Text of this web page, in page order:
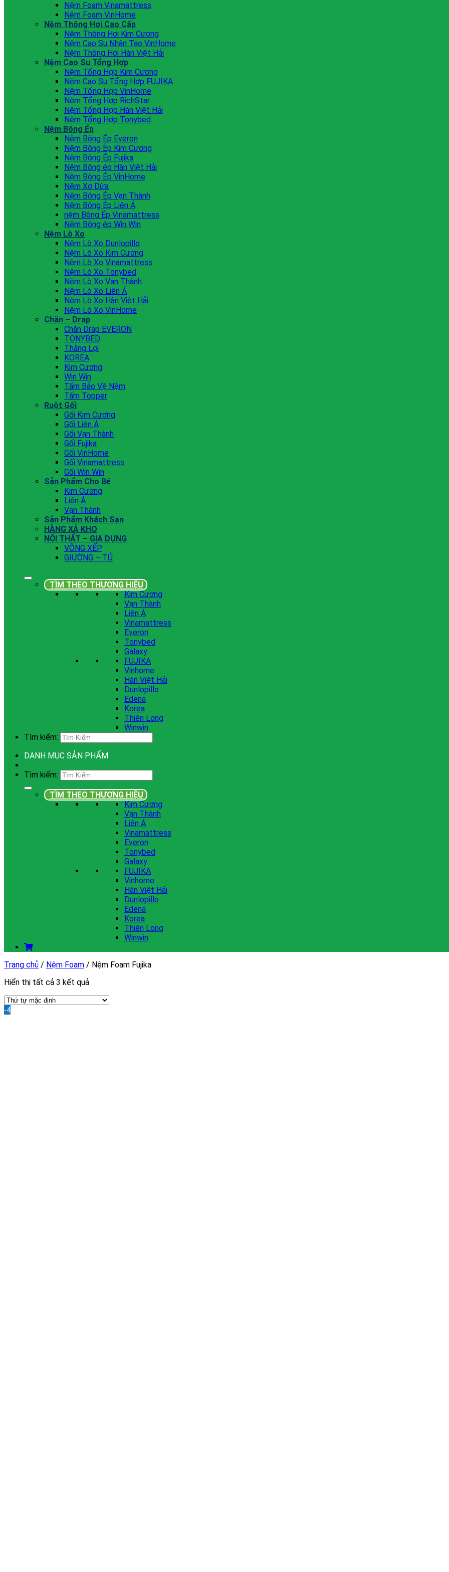
Nệm Foam Vinamattress
Nệm Foam VinHome
Nệm Thông Hơi Cao Cấp
Nệm Thông Hơi Kim Cương
Nệm Cao Su Nhân Tạo VinHome
Nệm Thông Hơi Hàn Việt Hải
Nệm Cao Su Tổng Hợp
Nệm Tổng Hợp Kim Cương
Nệm Cao Su Tổng Hợp FUJIKA
Nệm Tổng Hợp VinHome
Nệm Tổng Hợp RichStar
Nệm Tổng Hợp Hàn Việt Hải
Nệm Tổng Hợp Tonybed
Nệm Bông Ép
Nệm Bông Ép Everon
Nệm Bông Ép Kim Cương
Nệm Bông Ép Fujika
Nệm Bông ép Hàn Việt Hải
Nệm Bông Ép VinHome
Nệm Xơ Dừa
Nệm Bông Ép Vạn Thành
Nệm Bông Ép Liên Á
nệm Bông Ép Vinamattress
Nệm Bông ép Win Win
Nệm Lò Xo
Nệm Lò Xo Dunlopillo
Nệm Lò Xo Kim Cương
Nệm Lò Xo Vinamattress
Nệm Lò Xo Tonybed
Nệm Lò Xo Vạn Thành
Nệm Lò Xo Liên Á
Nệm Lò Xo Hàn Việt Hải
Nệm Lò Xo VinHome
Chăn – Drap
Chăn Drap EVERON
TONYBED
Thắng Lợi
KOREA
Kim Cương
Win Win
Tấm Bảo Vệ Nệm
Tấm Topper
Ruột Gối
Gối Kim Cương
Gối Liên Á
Gối Vạn Thành
Gối Fujika
Gối VinHome
Gối Vinamattress
Gối Win Win
Sản Phẩm Cho Bé
Kim Cương
Liên Á
Vạn Thành
Sản Phẩm Khách Sạn
HÀNG XẢ KHO
NỘI THẤT – GIA DỤNG
VÕNG XẾP
GIƯỜNG – TỦ
TÌM THEO THƯƠNG HIỆU
Kim Cương
Vạn Thành
Liên Á
Vinamattress
Everon
Tonybed
Galaxy
FUJIKA
Vinhome
Hàn Việt Hải
Dunlopillo
Edena
Korea
Thiên Long
Winwin
Tìm kiếm:
DANH MỤC SẢN PHẨM
Tìm kiếm:
TÌM THEO THƯƠNG HIỆU
Kim Cương
Vạn Thành
Liên Á
Vinamattress
Everon
Tonybed
Galaxy
FUJIKA
Vinhome
Hàn Việt Hải
Dunlopillo
Edena
Korea
Thiên Long
Winwin
Trang chủ / Nệm Foam / Nệm Foam Fujika
Hiển thị tất cả 3 kết quả
-40%